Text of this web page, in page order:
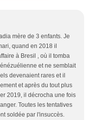
mère de 3 enfants. Je
quand en 2018 il
à Bresil , où il tomba
et ne semblait
devenaient rares et il
et après du tout plus
2019, il décrocha une fois
Toutes les tentatives
soldée par l'insuccès.